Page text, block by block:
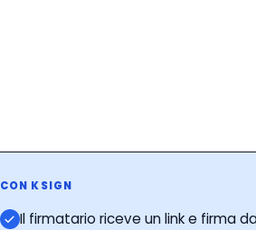
CON KSIGN
Il firmatario riceve un link e firma